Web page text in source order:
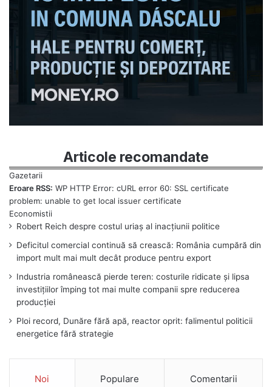
Articole recomandate
Eroare RSS: WP HTTP Error: cURL error 60: SSL certificate
problem: unable to get local issuer certificate
Robert Reich despre costul uriaș al inacțiunii politice
Deficitul comercial continuă să crească: România cumpără din
import mult mai mult decât produce pentru export
Industria românească pierde teren: costurile ridicate și lipsa
investițiilor împing tot mai multe companii spre reducerea
producției
Ploi record, Dunăre fără apă, reactor oprit: falimentul politicii
energetice fără strategie
Noi Populare Comentarii